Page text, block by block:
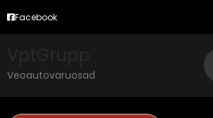
Facebook
Veoautovaruosad